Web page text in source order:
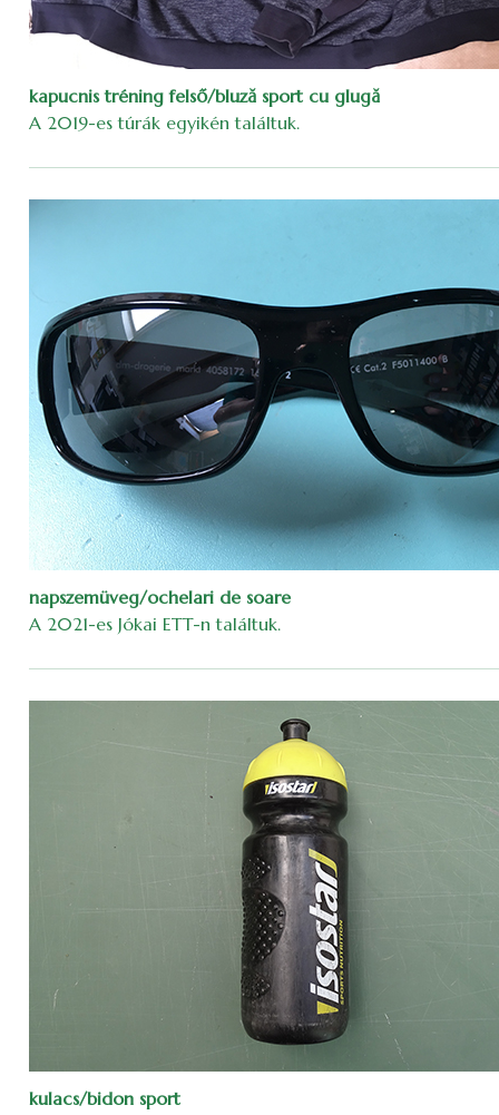
kapucnis tréning felső/bluză sport cu glugă
A 2019-es túrák egyikén találtuk.
napszemüveg/ochelari de soare
A 2021-es Jókai ETT-n találtuk.
kulacs/bidon sport